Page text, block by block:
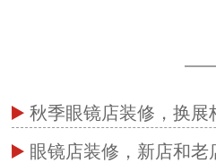
秋季眼镜店装修，换
眼镜店装修，新店和